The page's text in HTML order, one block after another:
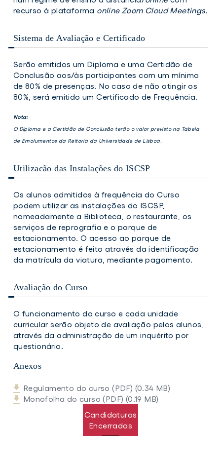
recurso à plataforma online Zoom Cloud Meetings.
Sistema de Avaliação e Certificado
Serão emitidos um Diploma e uma Certidão de
Conclusão aos/às participantes com um mínimo
de 80% de presenças. No caso de não atingir os
80%, será emitido um Certificado de Frequência.
Nota:
O Diploma e a Certidão de Conclusão terão o valor previsto na Tabela
de Emolumentos da Reitoria da Universidade de Lisboa.
Utilizacão das Instalações do ISCSP
Os alunos admitidos à frequência do Curso
podem utilizar as instalações do ISCSP,
nomeadamente a Biblioteca, o restaurante, os
serviços de reprografia e o parque de
estacionamento. O acesso ao parque de
estacionamento é feito através da identificação
da matrícula da viatura, mediante pagamento.
Avaliação do Curso
O funcionamento do curso e cada unidade
curricular serão objeto de avaliação pelos alunos,
através da administração de um inquérito por
questionário.
Anexos
Regulamento do curso (PDF) (0.34 MB)
Monofolha do curso (PDF) (0.19 MB)
Candidaturas
Encerradas